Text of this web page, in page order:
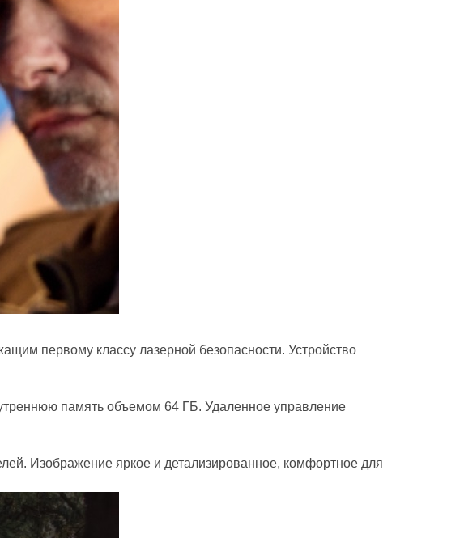
первому классу лазерной безопасности. Устройство
память объемом 64 ГБ. Удаленное управление
Изображение яркое и детализированное, комфортное для